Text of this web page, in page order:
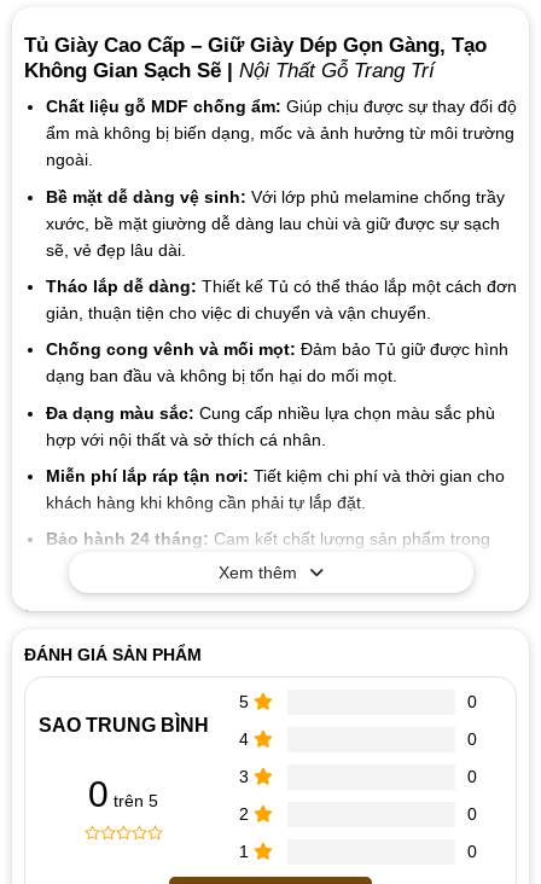
Tủ Giày Cao Cấp – Giữ Giày Dép Gọn Gàng, Tạo
Không Gian Sạch Sẽ | Nội Thất Gỗ Trang Trí
Chất liệu gỗ MDF chống ẩm: Giúp chịu được sự thay đổi độ
ẩm mà không bị biến dạng, mốc và ảnh hưởng từ môi trường
ngoài.
Bề mặt dễ dàng vệ sinh: Với lớp phủ melamine chống trầy
xước, bề mặt giường dễ dàng lau chùi và giữ được sự sạch
sẽ, vẻ đẹp lâu dài.
Tháo lắp dễ dàng: Thiết kế Tủ có thể tháo lắp một cách đơn
giản, thuận tiện cho việc di chuyển và vận chuyển.
Chống cong vênh và mối mọt: Đảm bảo Tủ giữ được hình
dạng ban đầu và không bị tổn hại do mối mọt.
Đa dạng màu sắc: Cung cấp nhiều lựa chọn màu sắc phù
hợp với nội thất và sở thích cá nhân.
Miễn phí lắp ráp tận nơi: Tiết kiệm chi phí và thời gian cho
khách hàng khi không cần phải tự lắp đặt.
Bảo hành 24 tháng: Cam kết chất lượng sản phẩm trong
thời gian dài, mang đến sự yên tâm cho người sử dụng.
Lợi ích khi mua tại Nội Thất Gỗ Trang Trí
Cam kết chất liệu tốt đến từng linh kiện và vật liệu
Đội ngũ nhân viên nhiệt tình thân thiện
Xem thêm
ĐÁNH GIÁ SẢN PHẨM
SAO TRUNG BÌNH
0 trên 5
5
0
4
0
3
0
2
0
1
0